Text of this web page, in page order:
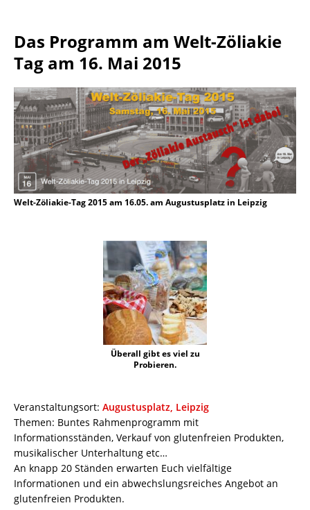
Das Programm am Welt-Zöliakie
Tag am 16. Mai 2015
Welt-Zöliakie-Tag 2015 am 16.05. am Augustusplatz in Leipzig
Überall gibt es viel zu
Probieren.
Veranstaltungsort: Augustusplatz, Leipzig
Themen: Buntes Rahmenprogramm mit
Informationsständen, Verkauf von glutenfreien Produkten,
musikalischer Unterhaltung etc…
An knapp 20 Ständen erwarten Euch vielfältige
Informationen und ein abwechslungsreiches Angebot an
glutenfreien Produkten.